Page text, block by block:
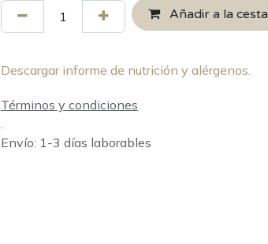
Añadir a la cesta
Descargar informe de nutrición y alérgenos.
Términos y condiciones
Envío: 1-3 días laborables